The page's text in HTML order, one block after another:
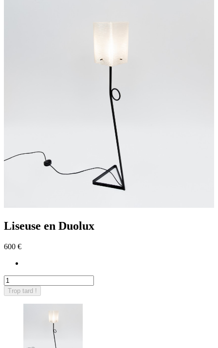
Liseuse en Duolux
600 €
Trop tard !